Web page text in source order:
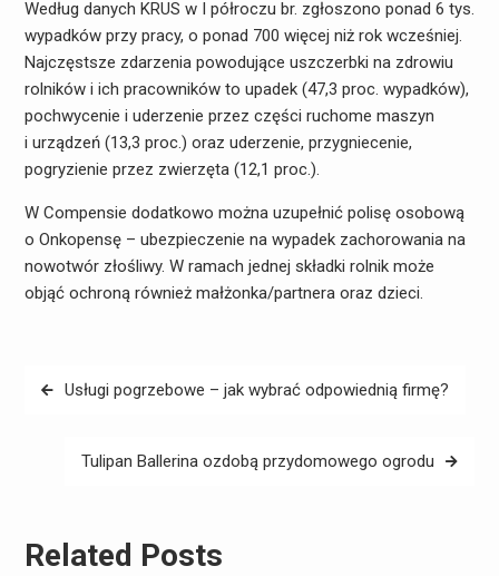
Według danych KRUS w I półroczu br. zgłoszono ponad 6 tys.
wypadków przy pracy, o ponad 700 więcej niż rok wcześniej.
Najczęstsze zdarzenia powodujące uszczerbki na zdrowiu
rolników i ich pracowników to upadek (47,3 proc. wypadków),
pochwycenie i uderzenie przez części ruchome maszyn
i urządzeń (13,3 proc.) oraz uderzenie, przygniecenie,
pogryzienie przez zwierzęta (12,1 proc.).
W Compensie dodatkowo można uzupełnić polisę osobową
o Onkopensę – ubezpieczenie na wypadek zachorowania na
nowotwór złośliwy. W ramach jednej składki rolnik może
objąć ochroną również małżonka/partnera oraz dzieci.
Nawigacja
Usługi pogrzebowe – jak wybrać odpowiednią firmę?
Tulipan Ballerina ozdobą przydomowego ogrodu
Related Posts